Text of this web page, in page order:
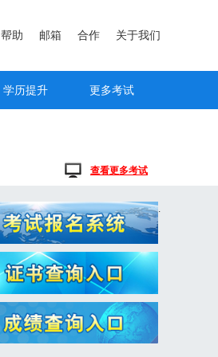
关于我们
合作
邮箱
帮助
学历提升 更多考试
查看更多考试
.